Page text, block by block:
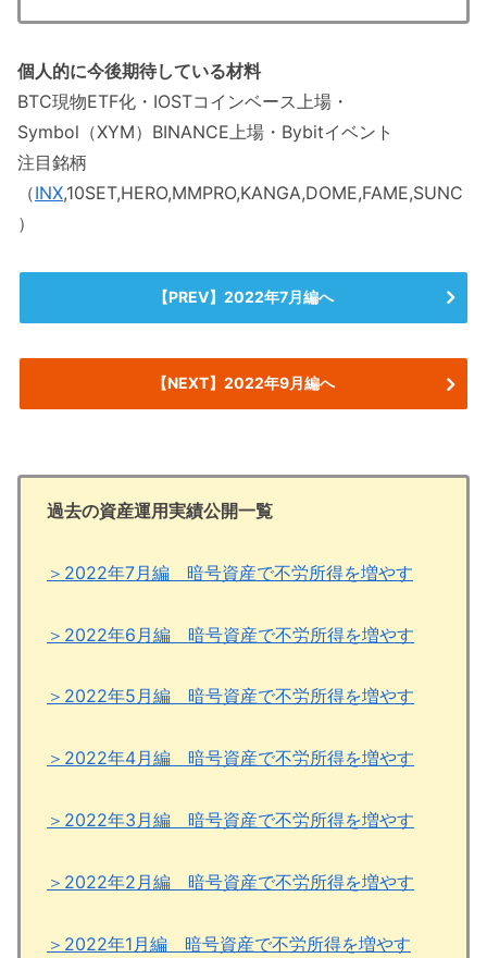
個人的に今後期待している材料
BTC現物ETF化・IOSTコインベース上場・
Symbol（XYM）BINANCE上場・Bybitイベント
注目銘柄
（INX,10SET,HERO,MMPRO,KANGA,DOME,FAME,SUNC
）
【PREV】2022年7月編へ
【NEXT】2022年9月編へ
過去の資産運用実績公開一覧
＞2022年7月編 暗号資産で不労所得を増やす
＞2022年6月編 暗号資産で不労所得を増やす
＞2022年5月編 暗号資産で不労所得を増やす
＞2022年4月編 暗号資産で不労所得を増やす
＞2022年3月編 暗号資産で不労所得を増やす
＞2022年2月編 暗号資産で不労所得を増やす
＞2022年1月編 暗号資産で不労所得を増やす